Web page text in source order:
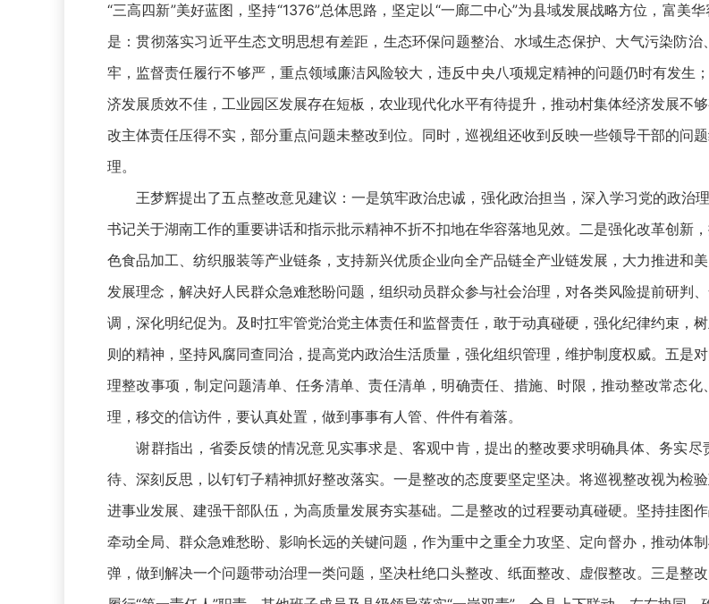
“三高四新”美好蓝图，坚持“1376”总体思路，坚定以“一廊二中心”为县域发展战略方位，富
是：贯彻落实习近平生态文明思想有差距，生态环保问题整治、水域生态保护、大气污染防
牢，监督责任履行不够严，重点领域廉洁风险较大，违反中央八项规定精神的问题仍时有发生
济发展质效不佳，工业园区发展存在短板，农业现代化水平有待提升，推动村集体经济发展不
改主体责任压得不实，部分重点问题未整改到位。同时，巡视组还收到反映一些领导干部的问
理。
王梦辉提出了五点整改意见建议：一是筑牢政治忠诚，强化政治担当，深入学习党的政治
书记关于湖南工作的重要讲话和指示批示精神不折不扣地在华容落地见效。二是强化改革创新
色食品加工、纺织服装等产业链条，支持新兴优质企业向全产品链全产业链发展，大力推进和
发展理念，解决好人民群众急难愁盼问题，组织动员群众参与社会治理，对各类风险提前研判
调，深化明纪促为。及时扛牢管党治党主体责任和监督责任，敢于动真碰硬，强化纪律约束，
则的精神，坚持风腐同查同治，提高党内政治生活质量，强化组织管理，维护制度权威。五是
理整改事项，制定问题清单、任务清单、责任清单，明确责任、措施、时限，推动整改常态
理，移交的信访件，要认真处置，做到事事有人管、件件有着落。
谢群指出，省委反馈的情况意见实事求是、客观中肯，提出的整改要求明确具体、务实尽
待、深刻反思，以钉钉子精神抓好整改落实。一是整改的态度要坚定坚决。将巡视整改视为检
进事业发展、建强干部队伍，为高质量发展夯实基础。二是整改的过程要动真碰硬。坚持挂图
牵动全局、群众急难愁盼、影响长远的关键问题，作为重中之重全力攻坚、定向督办，推动体
弹，做到解决一个问题带动治理一类问题，坚决杜绝口头整改、纸面整改、虚假整改。三是整